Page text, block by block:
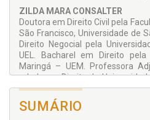
ZILDA MARA CONSALTER
Doutora em Direito Civil pela
São Francisco, Universidade de
Direito Negocial pela
UEL. Bacharel em Direito pela
Maringá – UEM. Profes­sora
relado em Direito da
– UEPG. Coordenadora dos
títulos Questões
Contemporâneo
SUMÁRIO